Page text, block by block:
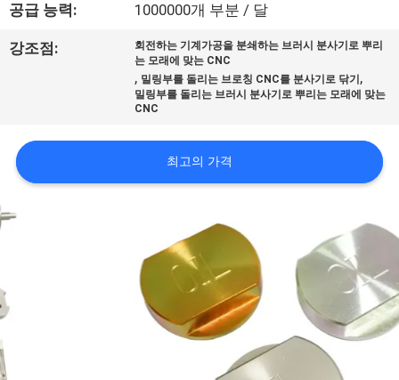
품
질
저
희
연
락
공급 능력: 1000000개 부분 / 달
강조점:
회전하는 기계가공을 분쇄하는 브러시 분사기로 뿌리
는 모래에 맞는 CNC
, 밀링부를 돌리는 브로칭 CNC를 분사기로 닦기 ,
밀링부를 돌리는 브러시 분사기로 뿌리는 모래에 맞는
CNC
최고의 가격